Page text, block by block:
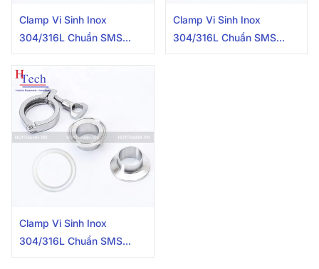
Clamp Vi Sinh Inox
304/316L Chuẩn SMS
Clamp Vi Sinh Inox
304/316L Chuẩn SMS
Clamp Vi Sinh Inox
304/316L Chuẩn SMS